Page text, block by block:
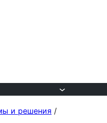
и решения /